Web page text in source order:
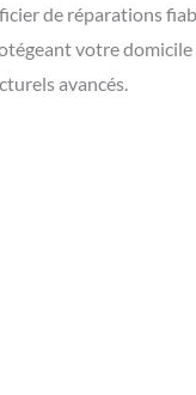
de réparations
votre domicile
avancés.